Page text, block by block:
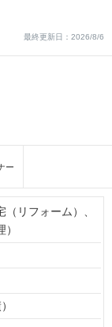
最終更新日：2026/8/6
ー
（リフォーム）